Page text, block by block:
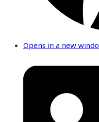
Opens in a new